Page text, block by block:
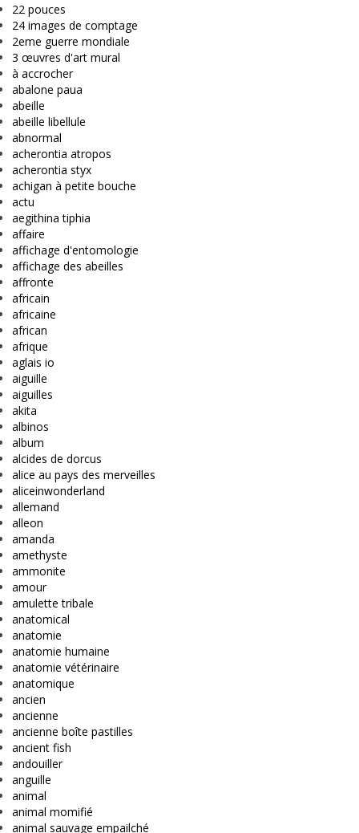
22 pouces
24 images de comptage
2eme guerre mondiale
3 œuvres d'art mural
à accrocher
abalone paua
abeille
abeille libellule
abnormal
acherontia atropos
acherontia styx
achigan à petite bouche
actu
aegithina tiphia
affaire
affichage d'entomologie
affichage des abeilles
affronte
africain
africaine
african
afrique
aglais io
aiguille
aiguilles
akita
albinos
album
alcides de dorcus
alice au pays des merveilles
aliceinwonderland
allemand
alleon
amanda
amethyste
ammonite
amour
amulette tribale
anatomical
anatomie
anatomie humaine
anatomie vétérinaire
anatomique
ancien
ancienne
ancienne boîte pastilles
ancient fish
andouiller
anguille
animal
animal momifié
animal sauvage empailché